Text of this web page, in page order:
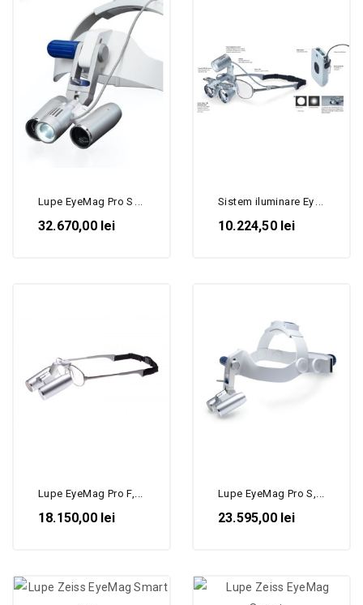
Lupe EyeMag Pro S cu Sistem...
32.670,00 lei
Sistem iluminare EyeMag...
10.224,50 lei
Lupe EyeMag Pro F,...
18.150,00 lei
Lupe EyeMag Pro S,...
23.595,00 lei